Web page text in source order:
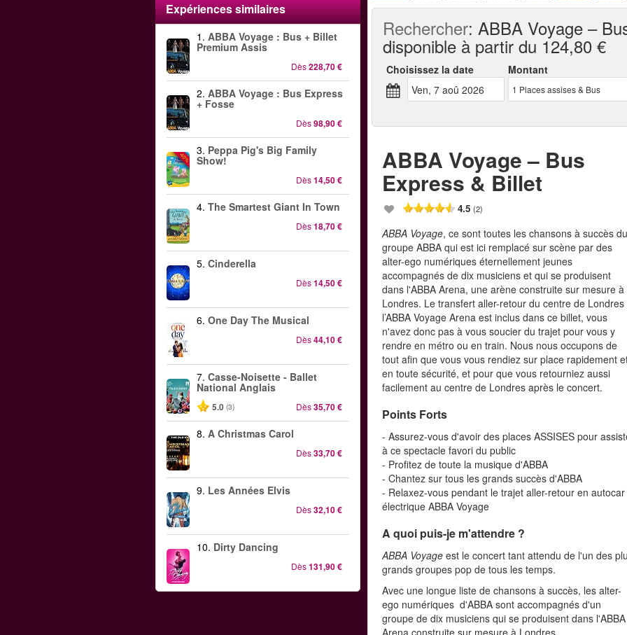
Expériences similaires
1. ABBA Voyage : Bus + Billet
Premium Assis
Dès228,70 €
2. ABBA Voyage : Bus Express
+ Fosse
Dès98,90 €
-40%
3. Peppa Pig's Big Family
Show!
Dès14,50 €
4. The Smartest Giant In Town
Dès18,70 €
5. Cinderella
Dès14,50 €
6. One Day The Musical
Dès44,10 €
7. Casse-Noisette - Ballet
National Anglais
5.0 (3) Dès35,70 €
8. A Christmas Carol
Dès33,70 €
9. Les Années Elvis
Dès32,10 €
10. Dirty Dancing
Dès131,90 €
Rechercher:ABBA Voyage –
disponible à partir du 124,80 €
Choisissez la date
ven, 7 aoû 2026
Montant
1 Places assises & Bus
ABBA Voyage – Bus
Express & Billet
4.5(2)
ABBA Voyage, ce sont toutes les chansons à succès du
groupe ABBA qui est ici remplacé sur scène par des
alter-ego numériques éternellement jeunes
accompagnés de dix musiciens et qui se produisent
dans l'ABBA Arena, une arène construite sur mesure à
Londres. Le transfert aller-retour du centre de Londres
l’ABBA Voyage Arena est inclus dans ce billet, vous
n'avez donc pas à vous soucier du trajet pour vous y
rendre en métro ou en train. Nous nous occupons de
tout afin que vous vous rendiez sur place rapidement
en toute sécurité, et pour que vous retourniez aussi
facilement au centre de Londres après le concert.
Points Forts
- Assurez-vous d'avoir des places ASSISES pour
à ce spectacle favori du public
- Profitez de toute la musique d'ABBA
- Chantez sur tous les grands succès d'ABBA
- Relaxez-vous pendant le trajet aller-retour en autocar
électrique ABBA Voyage
A quoi puis-je m'attendre ?
ABBA Voyage est le concert tant attendu de l'un des
grands groupes pop de tous les temps.
Avec une longue liste de chansons à succès, les alter-
ego numériques d'ABBA sont accompagnés d'un
groupe de dix musiciens qui se produisent dans l'ABBA
Arena construite sur mesure à Londres.